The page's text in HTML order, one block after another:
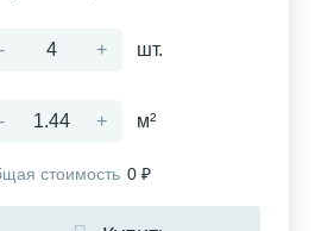
- + шт.
- + м²
стоимость 0 ₽